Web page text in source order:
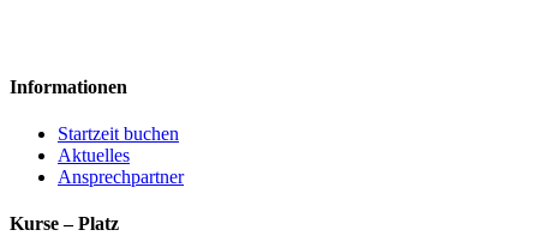
Informationen
Startzeit buchen
Aktuelles
Ansprechpartner
Kurse – Platz